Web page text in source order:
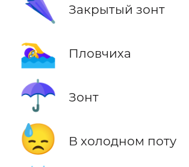
🌂 Закрытый зонт
🏊‍♀️ Пловчиха
☂️ Зонт
😓 В холодном поту